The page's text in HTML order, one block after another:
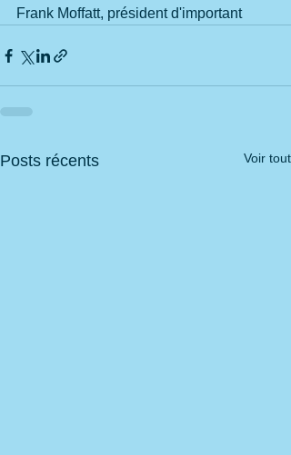
Frank Moffatt, président d'important
Posts récents Voir tout